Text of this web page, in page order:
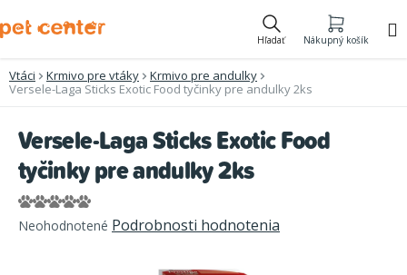
na
Hľadať Nákupný košík
Vtáci Krmivo pre vtáky
Krmivo pre andulky
Versele-Laga Sticks Exotic Food tyčinky pre andulky 2ks
Versele-Laga Sticks Exotic Food
tyčinky pre andulky 2ks
Priemerné
hodnotenie
Neohodnotené Podrobnosti hodnotenia